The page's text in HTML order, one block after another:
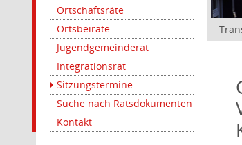
Ortschaftsräte
Ortsbeiräte
Jugendgemeinderat
Integrationsrat
Sitzungstermine
Suche nach Ratsdokumenten
Kontakt